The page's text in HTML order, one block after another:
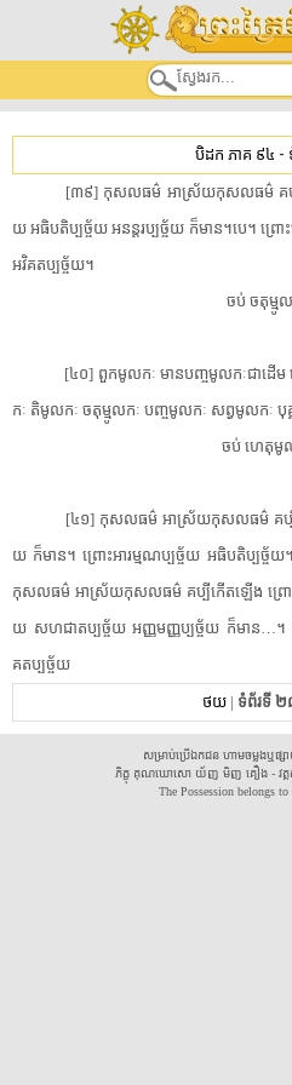
បិដក ភាគ ៩៤ -
[៣៩] កុសលធម៌ អាស្រ័យ​កុសលធម៌ គប្បី​ក
យ អធិបតិ​ប្ប​ច្ច័​យ អនន្ដរ​ប្ប​ច្ច័​យ ក៏​មាន។បេ។ ព្រ
អវិ​គត​ប្ប​ច្ច័​យ។
ចប់ ចតុ​ម្មូ​
[៤០] ពួក​មូល​កៈ មាន​បញ្ច​មូល​កៈ​ជាដ
កៈ តិ​មូល​កៈ ចតុ​ម្មូ​លកៈ បញ្ច​មូល​កៈ សព្វ​មូល​កៈ បុគ្
ចប់ ហេតុមូ
[៤១] កុសលធម៌ អាស្រ័យ​កុសលធម៌ គប្បី​ក
យ ក៏​មាន។ ព្រោះ​អារម្មណ​ប្ប​ច្ច័​យ អធិបតិ​ប្ប​ច្ច័​យ
កុសលធម៌ អាស្រ័យ​កុសលធម៌ គប្បី​កើតឡើង ព្រោះ​អ
យ សហជាត​ប្ប​ច្ច័​យ អញ្ញមញ្ញ​ប្ប​ច្ច័​យ ក៏​មាន​…។
គត​ប្ប​ច្ច័​យ
ថយ| ទំព័រទី ២
សម្រាប់ប្រើឯកជន ហាមចម្លងឬផ្
ភិក្ខុ គុណឃោសោ យ័ញ មិញ គឿង - វត្តស្
The Possession belongs to